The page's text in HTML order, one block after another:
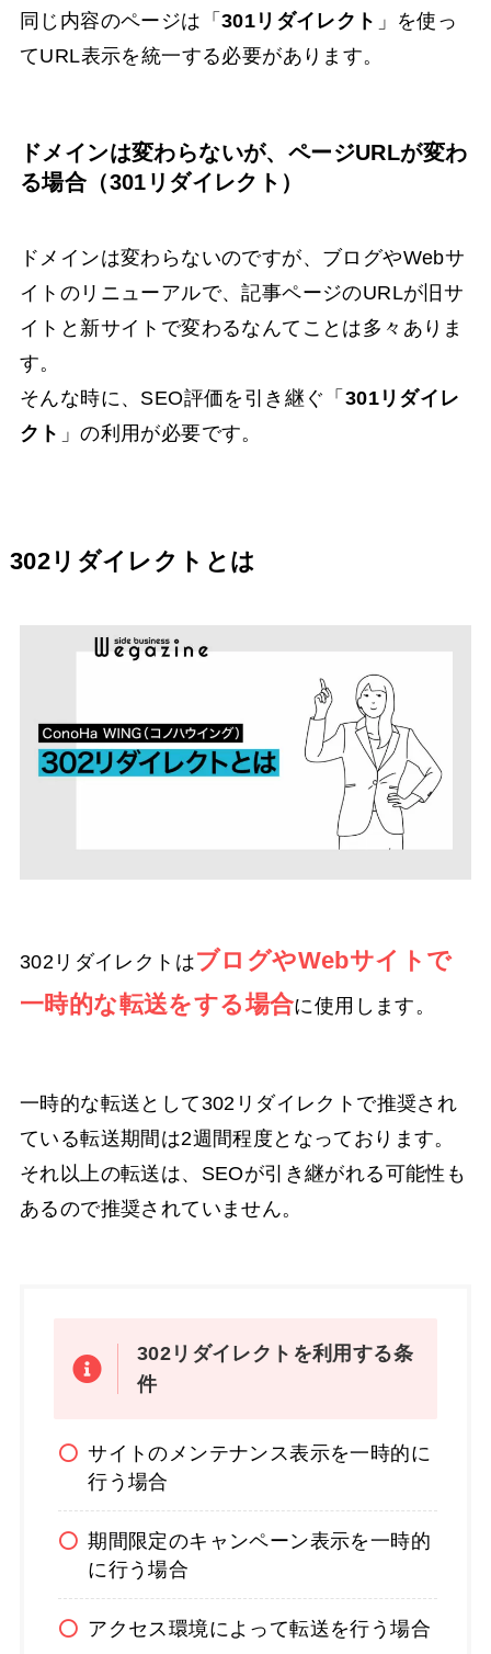
同じ内容のページは「 301リダイレクト 」を使っ
てURL表示を統一する必要があります。
ドメインは変わらないが、ページURLが変わ
る場合（301リダイレクト）
ドメインは変わらないのですが、ブログやWebサ
イトのリニューアルで、記事ページのURLが旧サ
イトと新サイトで変わるなんてことは多々ありま
す。
そんな時に、SEO評価を引き継ぐ「 301リダイレ
クト 」の利用が必要です。
302リダイレクトとは
302リダイレクトはブログやWebサイトで
一時的な転送をする場合に使用します。
一時的な転送として302リダイレクトで推奨され
ている転送期間は2週間程度となっております。
それ以上の転送は、SEOが引き継がれる可能性も
あるので推奨されていません。
302リダイレクトを利用する条
件
サイトのメンテナンス表示を一時的に
行う場合
期間限定のキャンペーン表示を一時的
に行う場合
アクセス環境によって転送を行う場合